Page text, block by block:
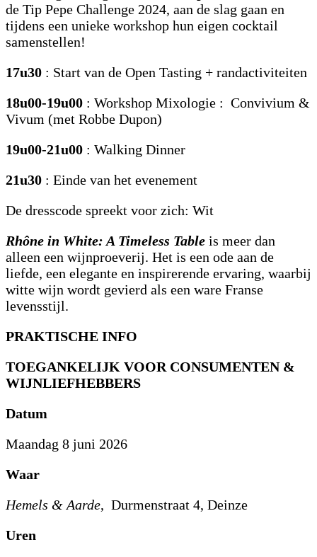
de Tip Pepe Challenge 2024, aan de slag gaan en
tijdens een unieke workshop hun eigen cocktail
samenstellen!
17u30 : Start van de Open Tasting + randactiviteiten
18u00-19u00 : Workshop Mixologie : Convivium &
Vivum (met Robbe Dupon)
19u00-21u00 : Walking Dinner
21u30 : Einde van het evenement
De dresscode spreekt voor zich: Wit
Rhône in White: A Timeless Table is meer dan
alleen een wijnproeverij. Het is een ode aan de
liefde, een elegante en inspirerende ervaring, waarbij
witte wijn wordt gevierd als een ware Franse
levensstijl.
PRAKTISCHE INFO
TOEGANKELIJK VOOR CONSUMENTEN &
WIJNLIEFHEBBERS
Datum
Maandag 8 juni 2026
Waar
Hemels & Aarde, Durmenstraat 4, Deinze
Uren